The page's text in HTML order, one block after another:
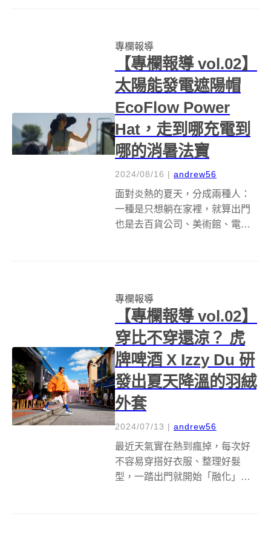
「Open...
專欄報導
【專欄報導 vol.02】
太陽能發電遮陽帽
EcoFlow Power
Hat，走到哪充電到
哪的消暑法寶
2024/08/16 | andrew56
面對炎熱的夏天，分成兩種人：
一種是只想躺在家裡，就算出門
也是去百貨公司、美術館、電影
防曬都十分重要，畢竟長期曝曬
於陽光下，容易造...
專欄報導
【專欄報導 vol.02】
穿比不穿還涼？ 虎
牌啤酒 X Izzy Du 研
發出夏天降溫的羽絨
外套
2024/07/13 | andrew56
最近天氣實在熱到瘋掉，每次好
不容易穿搭好衣服、整理好髮
型，一踏出門就開始「融化」，